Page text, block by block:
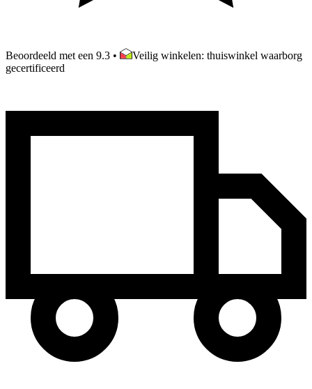
Beoordeeld met een 9.3 •
Veilig winkelen: thuiswinkel waarborg
gecertificeerd